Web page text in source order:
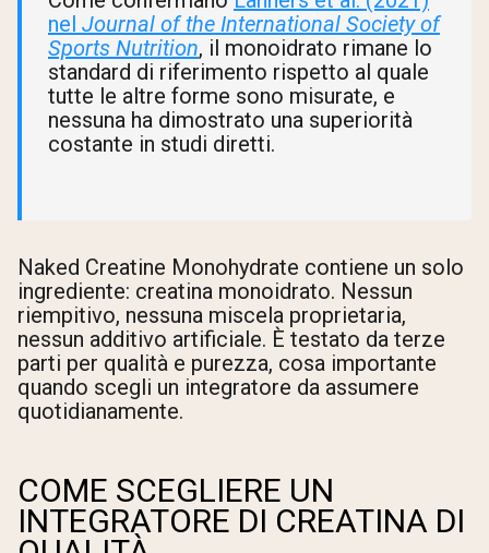
nel Journal of the International Society of
Sports Nutrition, il monoidrato rimane lo
standard di riferimento rispetto al quale
tutte le altre forme sono misurate, e
nessuna ha dimostrato una superiorità
costante in studi diretti.
Naked Creatine Monohydrate contiene un solo
ingrediente: creatina monoidrato. Nessun
riempitivo, nessuna miscela proprietaria,
nessun additivo artificiale. È testato da terze
parti per qualità e purezza, cosa importante
quando scegli un integratore da assumere
quotidianamente.
COME SCEGLIERE UN
INTEGRATORE DI CREATINA DI